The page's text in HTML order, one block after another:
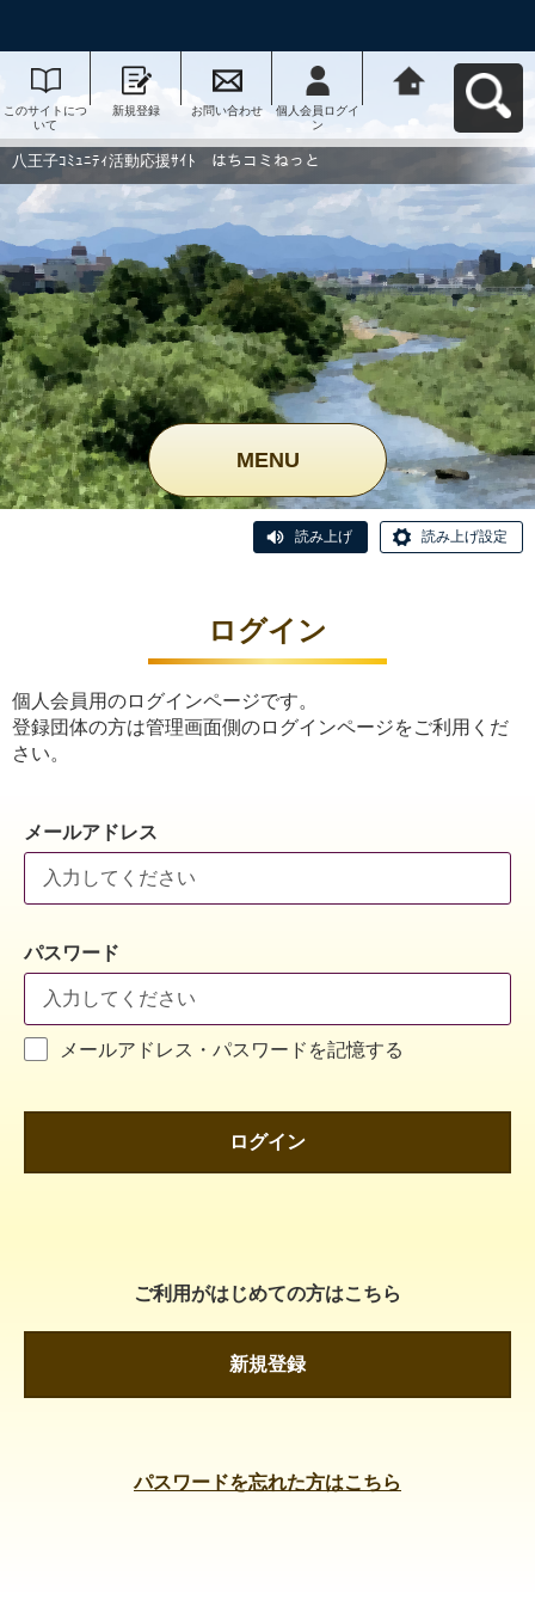
このサイトにつ
いて
新規登録 お問い合わせ
個人会員ログイ
ン
動応援ｻｲﾄ はち
コミねっとへ戻
八王子ｺﾐｭﾆﾃｨ活動応援ｻｲﾄ はちコミねっと
MENU
読み上げ 読み上げ設定
ログイン
個人会員用のログインページです。
登録団体の方は管理画面側のログインページをご利用くだ
さい。
メールアドレス
パスワード
メールアドレス・パスワードを記憶する
ログイン
ご利用がはじめての方はこちら
新規登録
パスワードを忘れた方はこちら